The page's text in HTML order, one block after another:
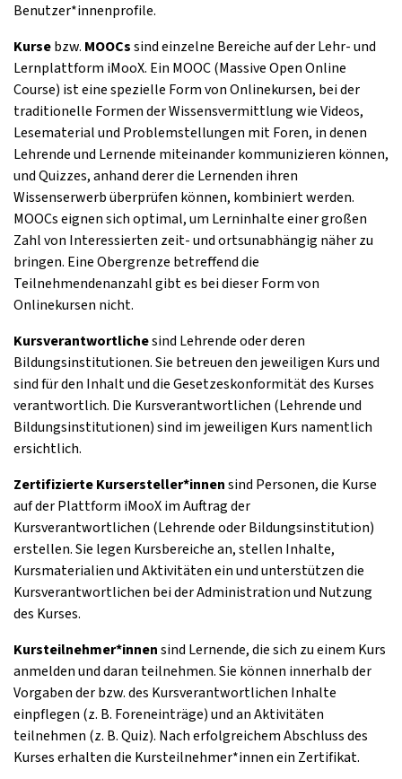
Benutzer*innenprofile.
Kursebzw. MOOCssind einzelne Bereiche auf der Lehr- und
Lernplattform iMooX. Ein MOOC (Massive Open Online
Course) ist eine spezielle Form von Onlinekursen, bei der
traditionelle Formen der Wissensvermittlung wie Videos,
Lesematerial und Problemstellungen mit Foren, in denen
Lehrende und Lernende miteinander kommunizieren können,
und Quizzes, anhand derer die Lernenden ihren
Wissenserwerb überprüfen können, kombiniert werden.
MOOCs eignen sich optimal, um Lerninhalte einer großen
Zahl von Interessierten zeit- und ortsunabhängig näher zu
bringen. Eine Obergrenze betreffend die
Teilnehmendenanzahl gibt es bei dieser Form von
Onlinekursen nicht.
Kursverantwortlichesind Lehrende oder deren
Bildungsinstitutionen. Sie betreuen den jeweiligen Kurs und
sind für den Inhalt und die Gesetzeskonformität des Kurses
verantwortlich. Die Kursverantwortlichen (Lehrende und
Bildungsinstitutionen) sind im jeweiligen Kurs namentlich
ersichtlich.
Zertifizierte Kursersteller*innensind Personen, die Kurse
auf der Plattform iMooX im Auftrag der
Kursverantwortlichen (Lehrende oder Bildungsinstitution)
erstellen. Sie legen Kursbereiche an, stellen Inhalte,
Kursmaterialien und Aktivitäten ein und unterstützen die
Kursverantwortlichen bei der Administration und Nutzung
des Kurses.
Kursteilnehmer*innensind Lernende, die sich zu einem Kurs
anmelden und daran teilnehmen. Sie können innerhalb der
Vorgaben der bzw. des Kursverantwortlichen Inhalte
einpflegen (z. B. Foreneinträge) und an Aktivitäten
teilnehmen (z. B. Quiz). Nach erfolgreichem Abschluss des
Kurses erhalten die Kursteilnehmer*innen ein Zertifikat.